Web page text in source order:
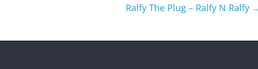
Ralfy The Plug – Ralfy N Ralfy